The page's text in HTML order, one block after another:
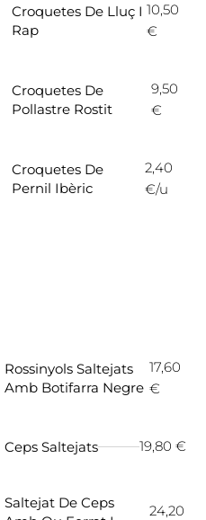
Croquetes De Lluç I
Rap
10,50
€
Croquetes De
Pollastre Rostit
9,50
€
Croquetes De
Pernil Ibèric
2,40
€/u
Rossinyols Saltejats
Amb Botifarra Negre
17,60
€
Ceps Saltejats 19,80 €
Saltejat De Ceps
24,20